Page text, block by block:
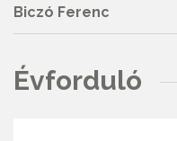
Biczó Ferenc
Évforduló